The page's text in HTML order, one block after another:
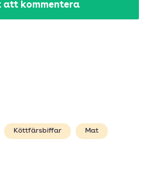
att kommentera
Köttfärsbiffar Mat